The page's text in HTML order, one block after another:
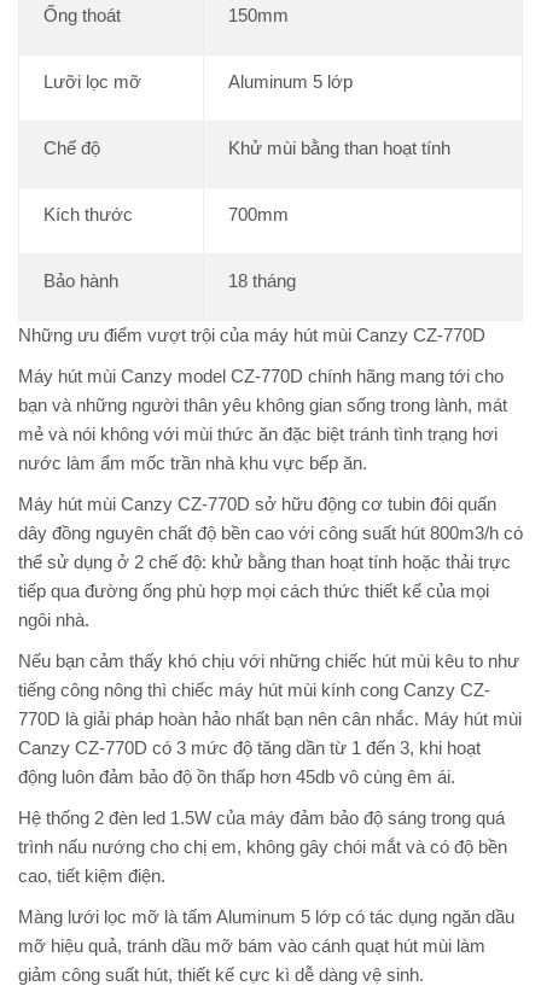
Ống thoát 150mm
Lưỡi lọc mỡ Aluminum 5 lớp
Chế độ Khử mùi bằng than hoạt tính
Kích thước 700mm
Bảo hành 18 tháng
Những ưu điểm vượt trội của máy hút mùi Canzy CZ-770D
Máy hút mùi Canzy model CZ-770D chính hãng mang tới cho
bạn và những người thân yêu không gian sống trong lành, mát
mẻ và nói không với mùi thức ăn đặc biệt tránh tình trạng hơi
nước làm ẩm mốc trần nhà khu vực bếp ăn.
Máy hút mùi Canzy CZ-770D sở hữu động cơ tubin đôi quấn
dây đồng nguyên chất độ bền cao với công suất hút 800m3/h có
thể sử dụng ở 2 chế độ: khử bằng than hoạt tính hoặc thải trực
tiếp qua đường ống phù hợp mọi cách thức thiết kế của mọi
ngôi nhà.
Nếu bạn cảm thấy khó chịu với những chiếc hút mùi kêu to như
tiếng công nông thì chiếc máy hút mùi kính cong Canzy CZ-
770D là giải pháp hoàn hảo nhất bạn nên cân nhắc. Máy hút mùi
Canzy CZ-770D có 3 mức độ tăng dần từ 1 đến 3, khi hoạt
động luôn đảm bảo độ ồn thấp hơn 45db vô cùng êm ái.
Hệ thống 2 đèn led 1.5W của máy đảm bảo độ sáng trong quá
trình nấu nướng cho chị em, không gây chói mắt và có độ bền
cao, tiết kiệm điện.
Màng lưới lọc mỡ là tấm Aluminum 5 lớp có tác dụng ngăn dầu
mỡ hiệu quả, tránh dầu mỡ bám vào cánh quạt hút mùi làm
giảm công suất hút, thiết kế cực kì dễ dàng vệ sinh.